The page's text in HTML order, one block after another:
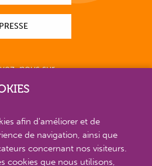
nous sur
afin d'améliorer et de
de navigation, ainsi que
concernant nos visiteurs.
cookies que nous utilisons,